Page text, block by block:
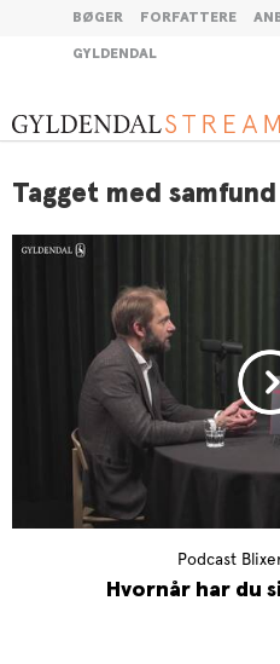
BØGER FORFATTERE
GYLDENDAL
Tagget med samfund
Podcast
Hvornår har du